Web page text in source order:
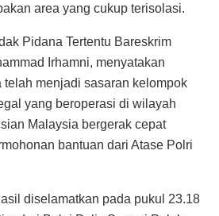
area yang cukup terisolasi.
Pidana Tertentu Bareskrim
Irhamni, menyatakan
telah menjadi sasaran kelompok
yang beroperasi di wilayah
Malaysia bergerak cepat
bantuan dari Atase Polri
diselamatkan pada pukul 23.18